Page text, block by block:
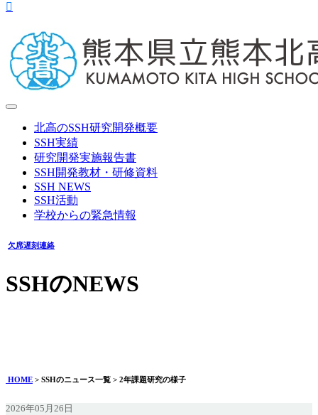
北高のSSH研究開発概要
SSH実績
研究開発実施報告書
SSH開発教材・研修資料
SSH NEWS
SSH活動
学校からの緊急情報
欠席遅刻連絡
SSHのNEWS
HOME > SSHのニュース一覧 > 2年課題研究の様子
2026年05月26日